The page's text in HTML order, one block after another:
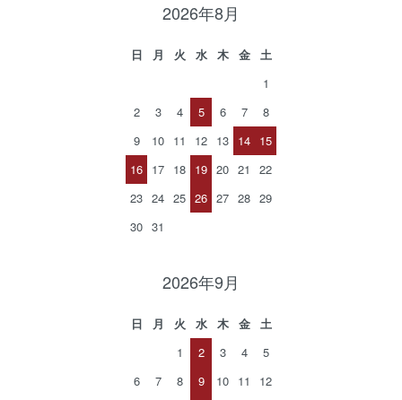
2026年8月
日 月 火 水 木 金
土
1
2
3 4 5 6 7
8
9
10 11 12 13 14 15
16 17 18 19 20 21
22
23 24 25 26 27 28 29
30 31
2026年9月
日 月 火 水 木 金
土
1
2 3 4
5
6
7 8 9 10 11
12